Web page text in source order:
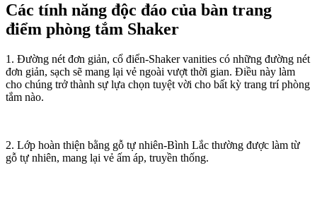
Các tính năng độc đáo của bàn trang
điểm phòng tắm Shaker
1. Đường nét đơn giản, cổ điển-Shaker vanities có những đường nét
đơn giản, sạch sẽ mang lại vẻ ngoài vượt thời gian. Điều này làm
cho chúng trở thành sự lựa chọn tuyệt vời cho bất kỳ trang trí phòng
tắm nào.
2. Lớp hoàn thiện bằng gỗ tự nhiên-Bình Lắc thường được làm từ
gỗ tự nhiên, mang lại vẻ ấm áp, truyền thống.